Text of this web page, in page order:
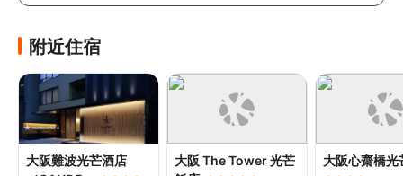
任何年齡的兒童均可入住此酒店
其他費用
自助早餐費用：成人 JPY4500，小童 JPY2200 (大約金額)
自助泊車：每晚 JPY2000 (多次進出)
住宿可能尚有其他額外收費。上述收費及按金不包括稅項，
金額亦可能會有所變動。
附近住宿
大阪難波光芒酒店
大阪 The Tower 光芒
大阪心齋橋光